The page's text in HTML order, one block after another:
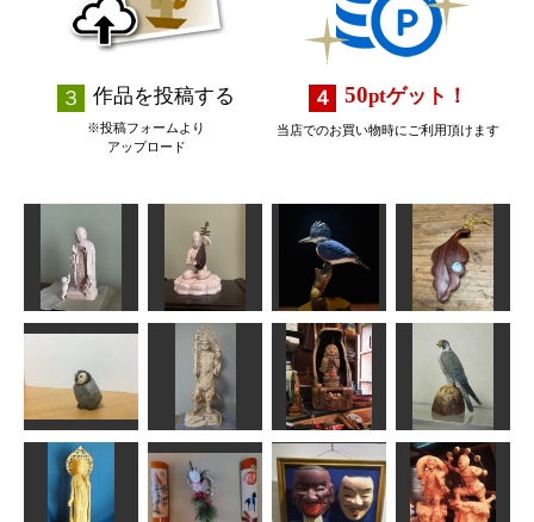
作品を投稿する
※投稿フォームより
アップロード
50ptゲット！
当店でのお買い物時にご利用頂けます
子安地蔵
みっちゃん
弁財天
みっちゃん
アメリカヤマ
セミ
MINI
ペンダント
ヘソベイ
ペンギンの赤
ファルコン